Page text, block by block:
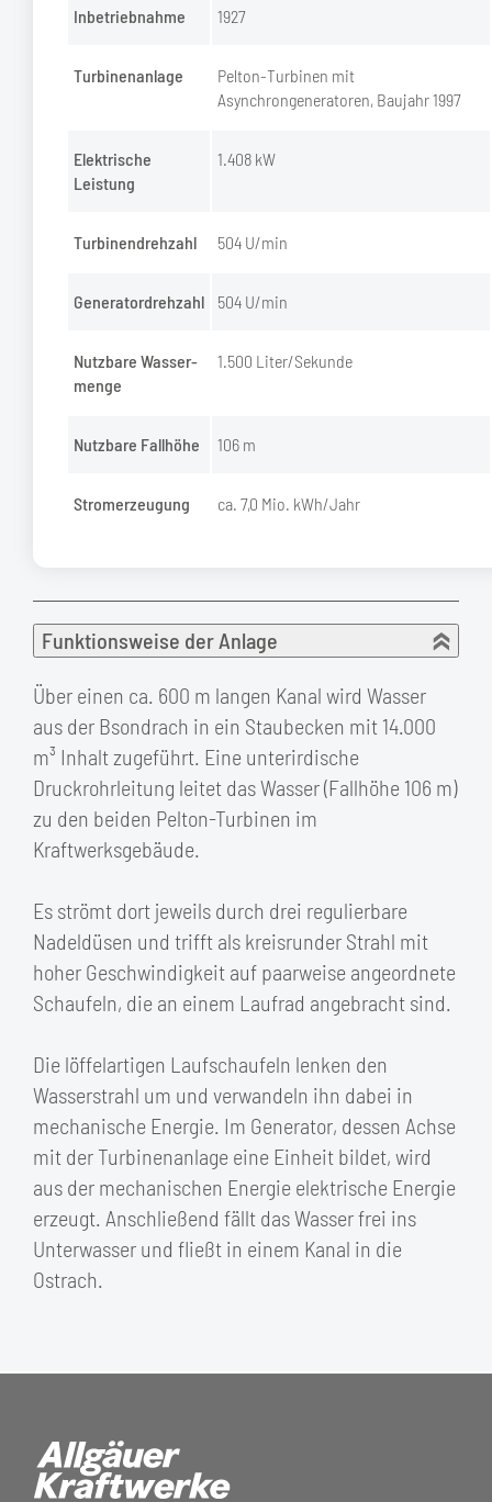
Inbetriebnahme 1927
Turbinenanlage
Pelton-Turbinen mit
Asynchrongeneratoren, Baujahr 1997
Elektrische
Leistung
1.408 kW
Turbinendrehzahl 504 U/min
Generatordrehzahl 504 U/min
Nutzbare Wasser­
menge
1.500 Liter/Sekunde
Nutzbare Fallhöhe 106 m
Strom­erzeugung ca. 7,0 Mio. kWh/Jahr
Funktionsweise der Anlage
Über einen ca. 600 m langen Kanal wird Wasser
aus der Bsondrach in ein Staubecken mit 14.000
m³ Inhalt zugeführt. Eine unterirdische
Druckrohrleitung leitet das Wasser (Fallhöhe 106 m)
zu den beiden Pelton-Turbinen im
Kraftwerksgebäude.
Es strömt dort jeweils durch drei regulierbare
Nadeldüsen und trifft als kreisrunder Strahl mit
hoher Geschwindigkeit auf paarweise angeordnete
Schaufeln, die an einem Laufrad angebracht sind.
Die löffelartigen Laufschaufeln lenken den
Wasserstrahl um und verwandeln ihn dabei in
mechanische Energie. Im Generator, dessen Achse
mit der Turbinenanlage eine Einheit bildet, wird
aus der mechanischen Energie elektrische Energie
erzeugt. Anschließend fällt das Wasser frei ins
Unterwasser und fließt in einem Kanal in die
Ostrach.